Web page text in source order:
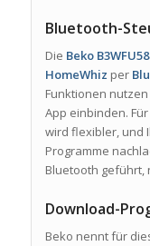
Bluetooth-
Die Beko
HomeWhiz per
Funktionen
App einbinden.
wird flexibler, und
Programme
Bluetooth geführt,
Download-
Beko nennt für